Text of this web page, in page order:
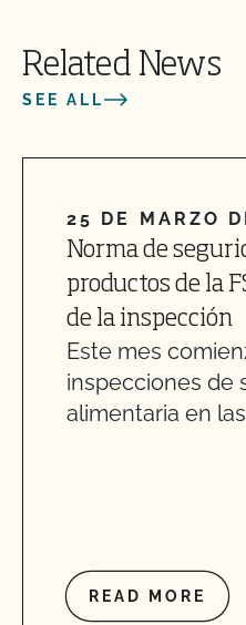
Related News
SEE ALL
25 DE MARZO
Norma de
productos de la
de la inspección
Este mes
inspecciones de
alimentaria en
READ MORE